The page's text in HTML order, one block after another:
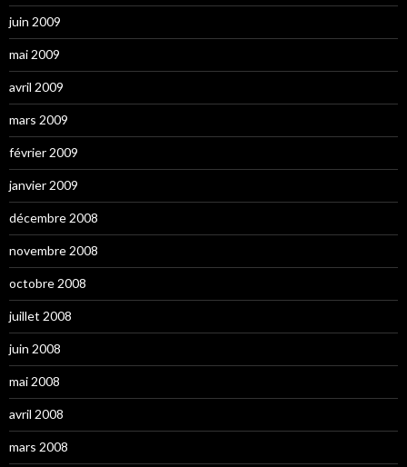
juin 2009
mai 2009
avril 2009
mars 2009
février 2009
janvier 2009
décembre 2008
novembre 2008
octobre 2008
juillet 2008
juin 2008
mai 2008
avril 2008
mars 2008